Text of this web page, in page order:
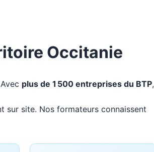
Occitanie
plus de 1 500 entreprises du BTP,
sur site. Nos formateurs connaissent